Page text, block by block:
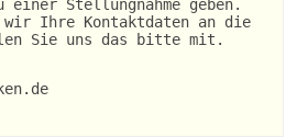
Stellungnahme geben.
wir Ihre Kontaktdaten an die
Sie uns das bitte mit.